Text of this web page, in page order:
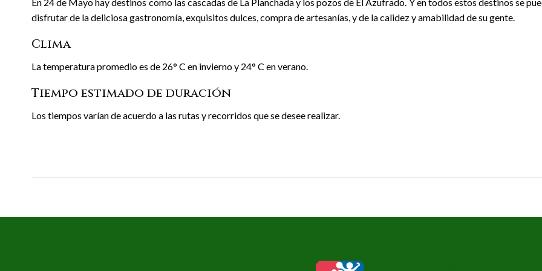
disfrutar de la deliciosa gastronomía, exquisitos dulces, compra de artesanías, y de la calidez y amabilidad de su gente.
Clima
La temperatura promedio es de 26° C en invierno y 24° C en verano.
Tiempo estimado de duración
Los tiempos varían de acuerdo a las rutas y recorridos que se desee realizar.